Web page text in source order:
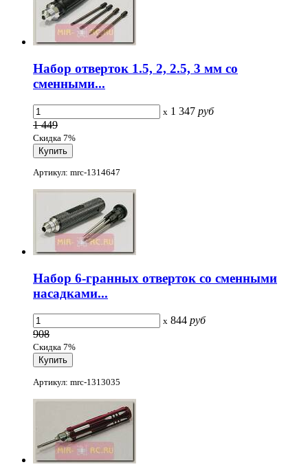
Набор отверток 1.5, 2, 2.5, 3 мм со
сменными...
x 1 347 руб
1 449
Скидка 7%
Артикул: mrc-1314647
Набор 6-гранных отверток со сменными
насадками...
x 844 руб
908
Скидка 7%
Артикул: mrc-1313035